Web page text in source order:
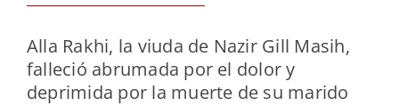
Alla Rakhi, la viuda de Nazir Gill Masih,
falleció abrumada por el dolor y
deprimida por la muerte de su marido